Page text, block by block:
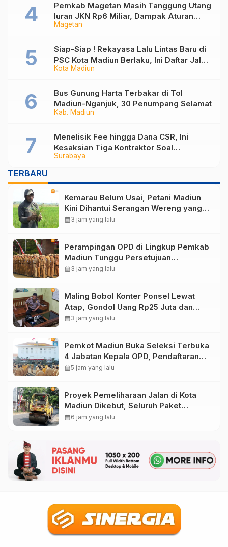
Magetan
Pemkab Magetan Masih Tanggung Utang
Iuran JKN Rp6 Miliar, Dampak Aturan
Berlaku Surut dan Tekanan Fiskal
Kota Madiun
Siap-Siap ! Rekayasa Lalu Lintas Baru di
PSC Kota Madiun Berlaku, Ini Daftar Jalan
yang Berubah
Kab. Madiun
Bus Gunung Harta Terbakar di Tol
Madiun-Nganjuk, 30 Penumpang Selamat
Surabaya
Menelisik Fee hingga Dana CSR, Ini
Kesaksian Tiga Kontraktor Soal
Mekanisme Proyek di DPUPR Kota
TERBARU
Kemarau Belum Usai, Petani Madiun
Kini Dihantui Serangan Wereng yang
Ancam Produksi Padi
calendar_month3 jam yang lalu
Perampingan OPD di Lingkup Pemkab
Madiun Tunggu Persetujuan
Kemendagri
calendar_month3 jam yang lalu
Maling Bobol Konter Ponsel Lewat
Atap, Gondol Uang Rp25 Juta dan
Empat HP di Ponorogo
calendar_month3 jam yang lalu
Pemkot Madiun Buka Seleksi Terbuka
4 Jabatan Kepala OPD, Pendaftaran
Dibuka hingga 16 Agustus 2026
calendar_month5 jam yang lalu
Proyek Pemeliharaan Jalan di Kota
Madiun Dikebut, Seluruh Paket
Pekerjaan Lampaui Target
calendar_month6 jam yang lalu